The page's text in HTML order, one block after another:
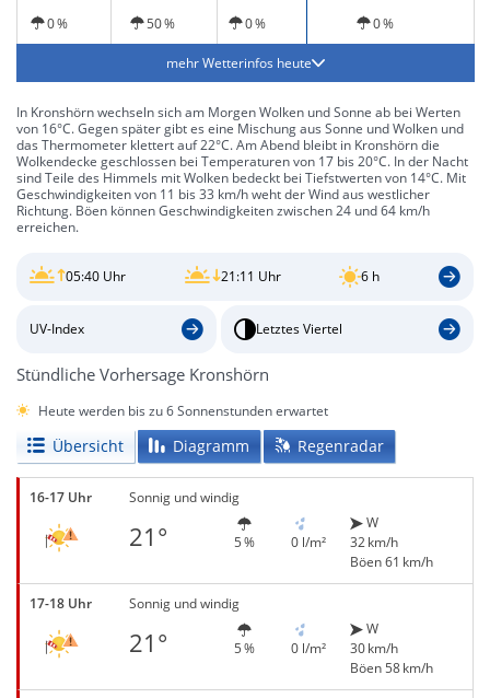
und windig
0 % 50 % 0 % 0 %
mehr Wetterinfos heute
In Kronshörn wechseln sich am Morgen Wolken und Sonne ab bei Werten
von 16°C. Gegen später gibt es eine Mischung aus Sonne und Wolken und
das Thermometer klettert auf 22°C. Am Abend bleibt in Kronshörn die
Wolkendecke geschlossen bei Temperaturen von 17 bis 20°C. In der Nacht
sind Teile des Himmels mit Wolken bedeckt bei Tiefstwerten von 14°C. Mit
Geschwindigkeiten von 11 bis 33 km/h weht der Wind aus westlicher
Richtung. Böen können Geschwindigkeiten zwischen 24 und 64 km/h
erreichen.
05:40 Uhr 21:11 Uhr 6 h
UV-Index Letztes Viertel
Stündliche Vorhersage Kronshörn
Heute werden bis zu 6 Sonnenstunden erwartet
Übersicht Diagramm Regenradar
16-17 Uhr Sonnig und windig
21° 5 % 0 l/m²
W
32 km/h
Böen 61 km/h
17-18 Uhr Sonnig und windig
21° 5 % 0 l/m²
W
30 km/h
Böen 58 km/h